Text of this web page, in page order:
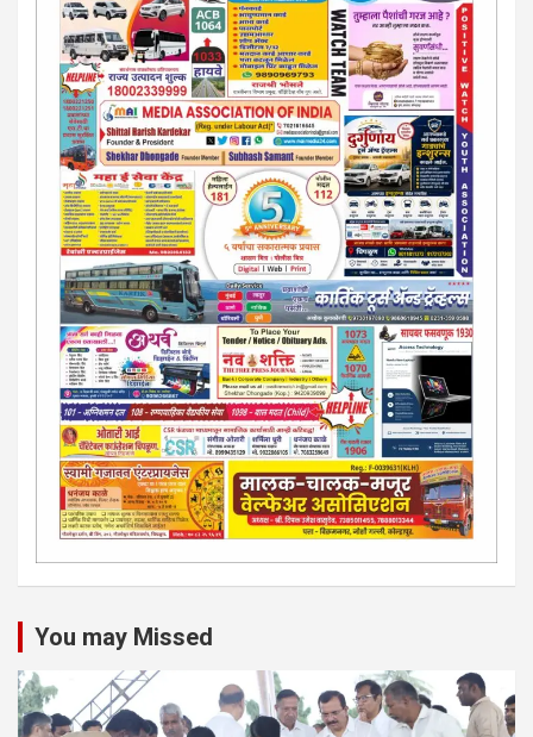
You may Missed